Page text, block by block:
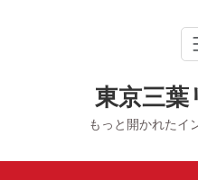
東京三葉
もっと開かれたイ